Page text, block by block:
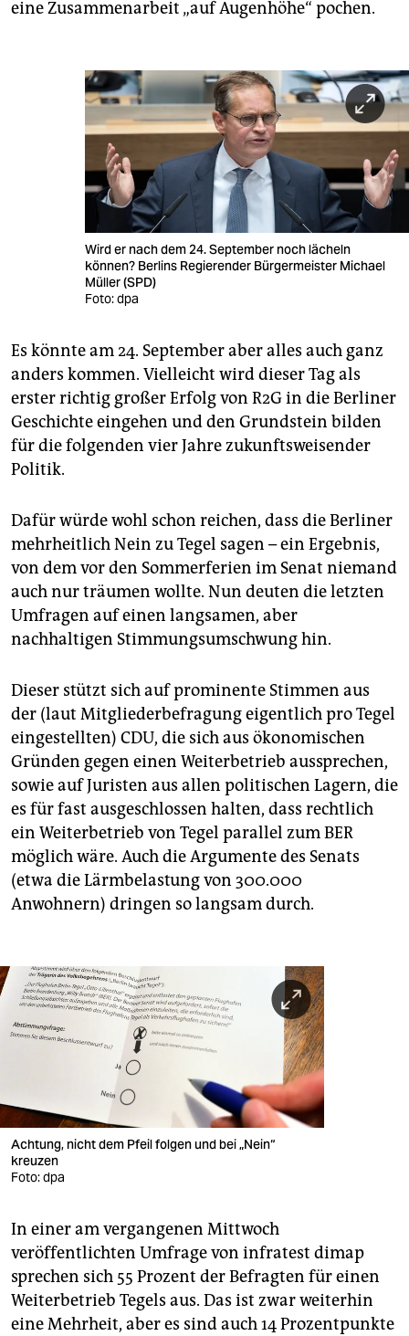
eine Zusammenarbeit „auf Augenhöhe“ pochen.
Wird er nach dem 24. September noch lächeln
können? Berlins Regierender Bürgermeister Michael
Müller (SPD)
Foto: dpa
Es könnte am 24. September aber alles auch ganz
anders kommen. Vielleicht wird dieser Tag als
erster richtig großer Erfolg von R2G in die Berliner
Geschichte eingehen und den Grundstein bilden
für die folgenden vier Jahre zukunftsweisender
Politik.
Dafür würde wohl schon reichen, dass die Berliner
mehrheitlich Nein zu Tegel sagen – ein Ergebnis,
von dem vor den Sommerferien im Senat niemand
auch nur träumen wollte. Nun deuten die letzten
Umfragen auf einen langsamen, aber
nachhaltigen Stimmungsumschwung hin.
Dieser stützt sich auf prominente Stimmen aus
der (laut Mitgliederbefragung eigentlich pro Tegel
eingestellten) CDU, die sich aus ökonomischen
Gründen gegen einen Weiterbetrieb aussprechen,
sowie auf Juristen aus allen politischen Lagern, die
es für fast ausgeschlossen halten, dass rechtlich
ein Weiterbetrieb von Tegel parallel zum BER
möglich wäre. Auch die Argumente des Senats
(etwa die Lärmbelastung von 300.000
Anwohnern) dringen so langsam durch.
Achtung, nicht dem Pfeil folgen und bei „Nein“
kreuzen
Foto: dpa
In einer am vergangenen Mittwoch
veröffentlichten Umfrage von infratest dimap
sprechen sich 55 Prozent der Befragten für einen
Weiterbetrieb Tegels aus. Das ist zwar weiterhin
eine Mehrheit, aber es sind auch 14 Prozentpunkte